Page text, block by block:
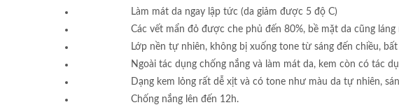
Làm mát da ngay lập tức (da giảm được 5 độ C)
Các vết mẩn đỏ được che phủ đến 80%, bề mặt da cũng
Lớp nền tự nhiên, không bị xuống tone từ sáng đến chiều,
Ngoài tác dụng chống nắng và làm mát da, kem còn có tác
Dạng kem lỏng rất dễ xịt và có tone như màu da tự nhiên,
Chống nắng lên đến 12h.